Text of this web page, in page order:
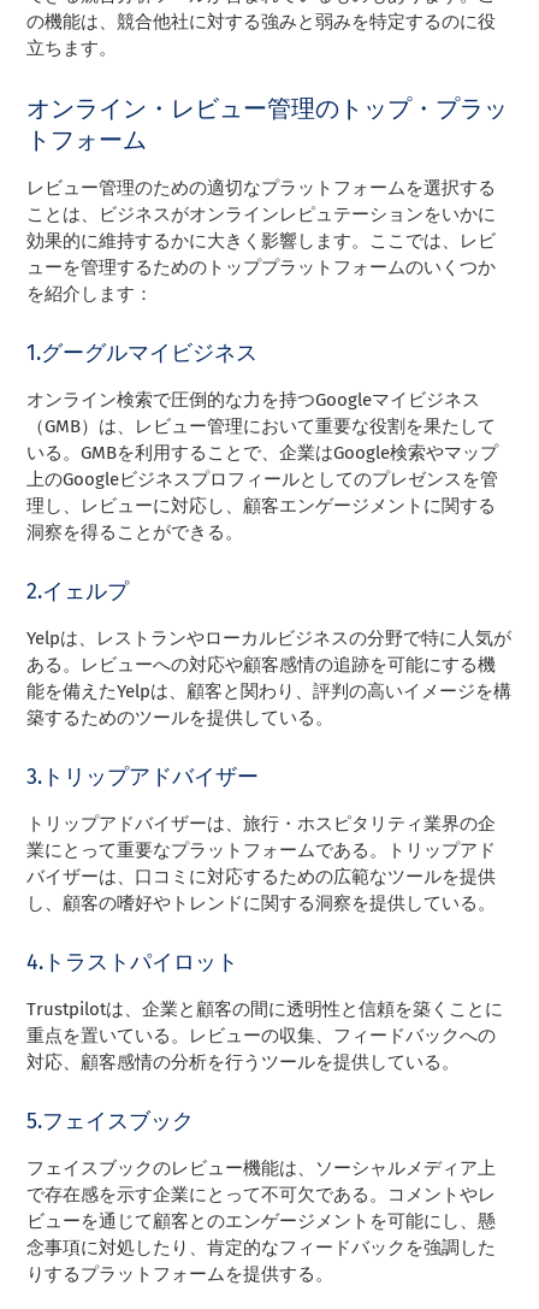
の機能は、競合他社に対する強みと弱みを特定するのに役
立ちます。
オンライン・レビュー管理のトップ・プラッ
トフォーム
レビュー管理のための適切なプラットフォームを選択する
ことは、ビジネスがオンラインレピュテーションをいかに
効果的に維持するかに大きく影響します。ここでは、レビ
ューを管理するためのトッププラットフォームのいくつか
を紹介します：
1.グーグルマイビジネス
オンライン検索で圧倒的な力を持つGoogleマイビジネス
（GMB）は、レビュー管理において重要な役割を果たして
いる。GMBを利用することで、企業はGoogle検索やマップ
上のGoogleビジネスプロフィールとしてのプレゼンスを管
理し、レビューに対応し、顧客エンゲージメントに関する
洞察を得ることができる。
2.イェルプ
Yelpは、レストランやローカルビジネスの分野で特に人気が
ある。レビューへの対応や顧客感情の追跡を可能にする機
能を備えたYelpは、顧客と関わり、評判の高いイメージを構
築するためのツールを提供している。
3.トリップアドバイザー
トリップアドバイザーは、旅行・ホスピタリティ業界の企
業にとって重要なプラットフォームである。トリップアド
バイザーは、口コミに対応するための広範なツールを提供
し、顧客の嗜好やトレンドに関する洞察を提供している。
4.トラストパイロット
Trustpilotは、企業と顧客の間に透明性と信頼を築くことに
重点を置いている。レビューの収集、フィードバックへの
対応、顧客感情の分析を行うツールを提供している。
5.フェイスブック
フェイスブックのレビュー機能は、ソーシャルメディア上
で存在感を示す企業にとって不可欠である。コメントやレ
ビューを通じて顧客とのエンゲージメントを可能にし、懸
念事項に対処したり、肯定的なフィードバックを強調した
りするプラットフォームを提供する。